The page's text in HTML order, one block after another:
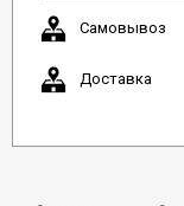
Самовывоз
Доставка